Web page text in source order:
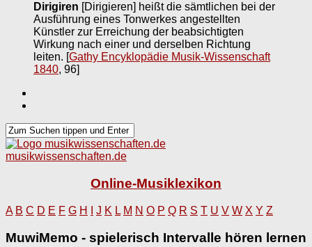
Dirigiren [Dirigieren] heißt die sämtlichen bei der
Ausführung eines Tonwerkes angestellten
Künstler zur Erreichung der beabsichtigten
Wirkung nach einer und derselben Richtung
leiten. [Gathy Encyklopädie Musik-Wissenschaft
1840, 96]
musikwissenschaften.de
Online-Musiklexikon
A B C D E F G H J K L M N O P Q R S T U V W X Y Z
MuwiMemo - spielerisch Intervalle hören lernen